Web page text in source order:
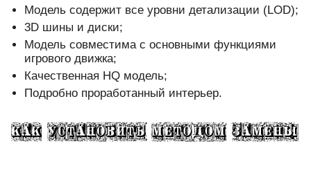
Модель содержит все уровни детализации (LOD);
3D шины и диски;
Модель совместима с основными функциями
игрового движка;
Качественная HQ модель;
Подробно проработанный интерьер.